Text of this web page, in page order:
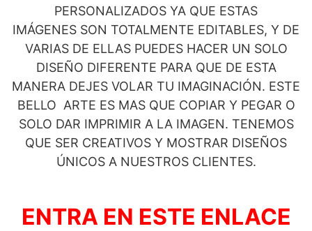
PERSONALIZADOS YA QUE ESTAS
IMÁGENES SON TOTALMENTE EDITABLES, Y DE
VARIAS DE ELLAS PUEDES HACER UN SOLO
DISEÑO DIFERENTE PARA QUE DE ESTA
MANERA DEJES VOLAR TU IMAGINACIÓN. ESTE
BELLO ARTE ES MAS QUE COPIAR Y PEGAR O
SOLO DAR IMPRIMIR A LA IMAGEN. TENEMOS
QUE SER CREATIVOS Y MOSTRAR DISEÑOS
ÚNICOS A NUESTROS CLIENTES.
ENTRA EN ESTE ENLACE